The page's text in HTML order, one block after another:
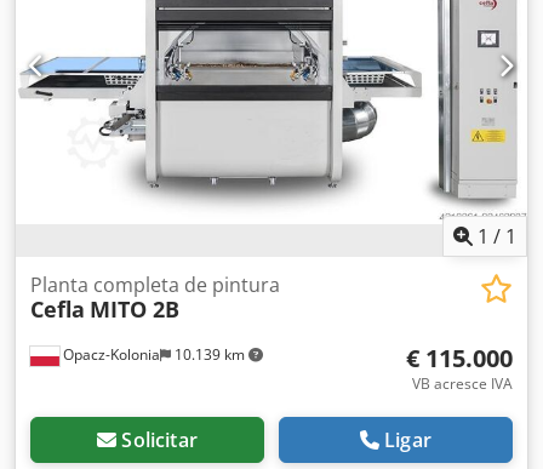
1 / 1
Opacz-Kolonia 10.139 km
Planta completa de pintura
Cefla MITO 2B
€ 115.000
VB acresce IVA
Solicitar Ligar